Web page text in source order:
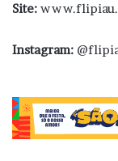
Site:
Instagram: